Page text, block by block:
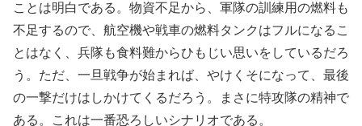
ことは明白である。物資不足から、軍隊の訓練用の燃料も
不足するので、航空機や戦車の燃料タンクはフルになるこ
とはなく、兵隊も食料難からひもじい思いをしているだろ
う。ただ、一旦戦争が始まれば、やけくそになって、最後
の一撃だけはしかけてくるだろう。まさに特攻隊の精神で
ある。これは一番恐ろしいシナリオである。